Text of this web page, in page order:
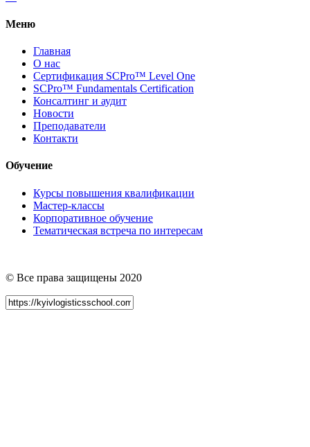
Меню
Главная
О нас
Сертификация SCPro™ Level One
SCPro™ Fundamentals Certification
Консалтинг и аудит
Новости
Преподаватели
Контакти
Обучение
Курсы повышения квалификации
Мастер-классы
Корпоративное обучение
Тематическая встреча по интересам
© Все права защищены 2020